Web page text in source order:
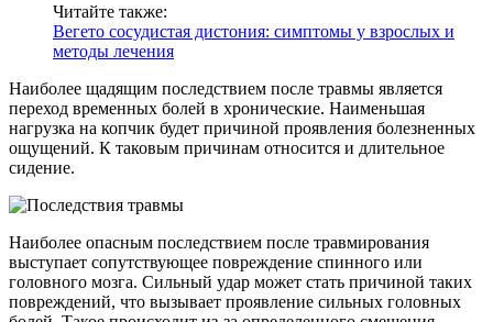
Читайте также:
Вегето сосудистая дистония: симптомы у взрослых и
методы лечения
Наиболее щадящим последствием после травмы является
переход временных болей в хронические. Наименьшая
нагрузка на копчик будет причиной проявления болезненных
ощущений. К таковым причинам относится и длительное
сидение.
Наиболее опасным последствием после травмирования
выступает сопутствующее повреждение спинного или
головного мозга. Сильный удар может стать причиной таких
повреждений, что вызывает проявление сильных головных